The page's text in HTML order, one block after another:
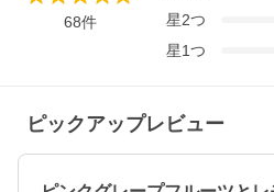
68件
星2つ
星1つ
ピックアップレビュー